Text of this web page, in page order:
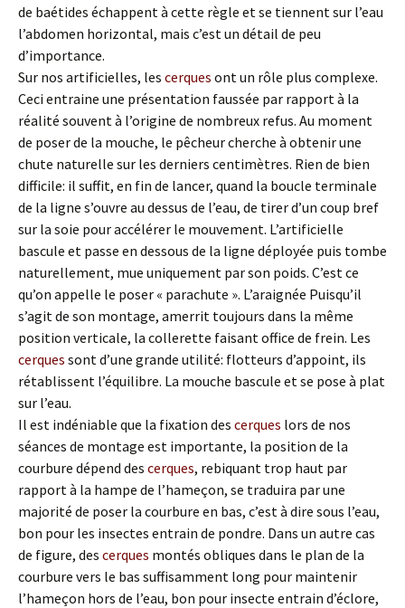
de baétides échappent à cette règle et se tiennent sur l’eau
l’abdomen horizontal, mais c’est un détail de peu
d’importance.
Sur nos artificielles, les cerques ont un rôle plus complexe.
Ceci entraine une présentation faussée par rapport à la
réalité souvent à l’origine de nombreux refus. Au moment
de poser de la mouche, le pêcheur cherche à obtenir une
chute naturelle sur les derniers centimètres. Rien de bien
difficile: il suffit, en fin de lancer, quand la boucle terminale
de la ligne s’ouvre au dessus de l’eau, de tirer d’un coup bref
sur la soie pour accélérer le mouvement. L’artificielle
bascule et passe en dessous de la ligne déployée puis tombe
naturellement, mue uniquement par son poids. C’est ce
qu’on appelle le poser « parachute ». L’araignée Puisqu’il
s’agit de son montage, amerrit toujours dans la même
position verticale, la collerette faisant office de frein. Les
cerques sont d’une grande utilité: flotteurs d’appoint, ils
rétablissent l’équilibre. La mouche bascule et se pose à plat
sur l’eau.
Il est indéniable que la fixation des cerques lors de nos
séances de montage est importante, la position de la
courbure dépend des cerques, rebiquant trop haut par
rapport à la hampe de l’hameçon, se traduira par une
majorité de poser la courbure en bas, c’est à dire sous l’eau,
bon pour les insectes entrain de pondre. Dans un autre cas
de figure, des cerques montés obliques dans le plan de la
courbure vers le bas suffisamment long pour maintenir
l’hameçon hors de l’eau, bon pour insecte entrain d’éclore,